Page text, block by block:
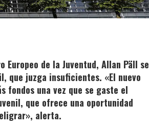
de la Juventud, Allan Päll se
que juzga insuficientes. «El nuevo
fondos una vez que se gaste el
que ofrece una oportunidad
alerta.